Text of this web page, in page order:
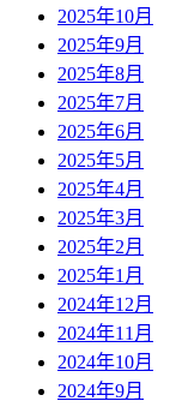
2025年10月
2025年9月
2025年8月
2025年7月
2025年6月
2025年5月
2025年4月
2025年3月
2025年2月
2025年1月
2024年12月
2024年11月
2024年10月
2024年9月